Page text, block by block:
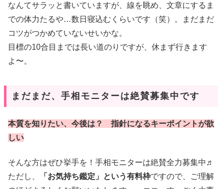
なんてサラッと書いていますが、線を眺め、文章にするま
での体力たるや…数日寝込むくらいです（笑）。まだまだ
コツがつかめていないせいかな。
目標の10合目までは長い道のりですが、休まず行きます
よ〜。
まだまだ、手相モニターは絶賛募集中です
本質を知りたい、今後は？ 指針になるキーポイントが欲
しい
そんな方はぜひ挙手を！手相モニターは絶賛全力募集中♬
ただし、
「お気持ち鑑定」という有料枠ですので、ご理解